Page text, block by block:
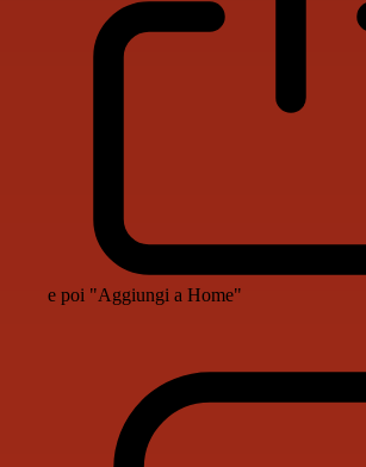
e poi "Aggiungi a Home"